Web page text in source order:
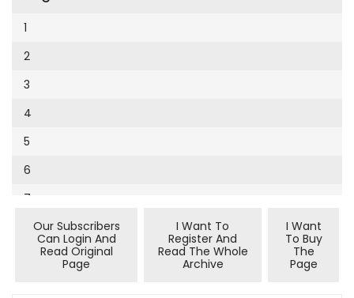
Cumhuriyet Sağlıklı Beslenme
Cumhuriyet Sokak
Cumhuriyet Spor
Cumhuriyet Strateji
Cumhuriyet Tarım
Cumhuriyet Yılbaşı
Çerçeve Eki
Dergi Eki
Ekonomi Eki
1994
9
10
11
12
13
14
15
16
1
2
3
4
5
6
7
Our Subscribers
Can Login And
Read Original
Page
I Want To
Register And
Read The Whole
Archive
I Want
To Buy
The
Page